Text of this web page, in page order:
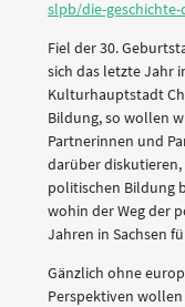
slpb/die-
Fiel der 30.
sich das letzte Jahr
Kulturhauptstadt
Bildung, so wollen
Partnerinnen und
darüber diskutieren,
politischen Bildung
wohin der Weg der
Jahren in Sachsen
Gänzlich ohne
Perspektiven